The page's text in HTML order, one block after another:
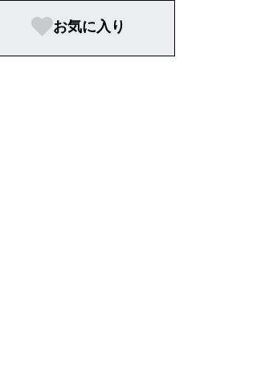
お気に入り